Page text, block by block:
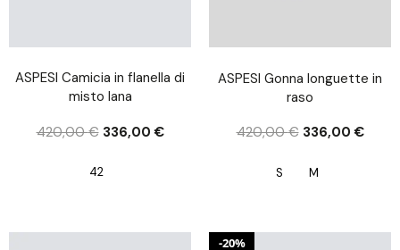
ASPESI Camicia in flanella di
misto lana
420,00€ 336,00€
42
ASPESI Gonna longuette in
raso
420,00€ 336,00€
S M
20%